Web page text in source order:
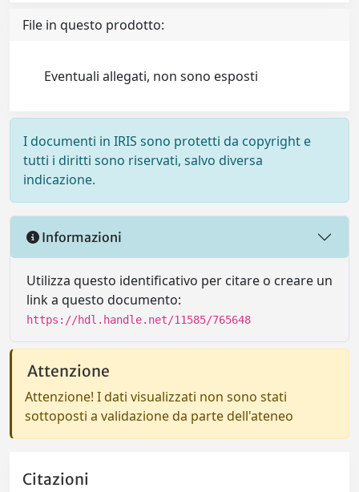
File in questo prodotto:
Eventuali allegati, non sono esposti
I documenti in IRIS sono protetti da copyright e
tutti i diritti sono riservati, salvo diversa
indicazione.
Informazioni
Utilizza questo identificativo per citare o creare un
link a questo documento:
https://hdl.handle.net/11585/765648
Attenzione
Attenzione! I dati visualizzati non sono stati
sottoposti a validazione da parte dell'ateneo
Citazioni